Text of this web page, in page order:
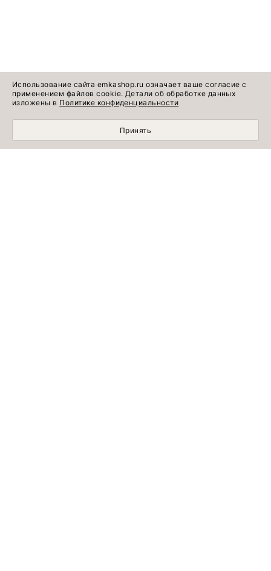
Использование сайта emkashop.ru означает ваше согласие с
применением файлов cookie. Детали об обработке данных
изложены в Политике конфиденциальности
Принять